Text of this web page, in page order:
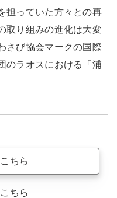
担っていた方々との再
取り組みの進化は大変
さび協会マークの国際
のラオスにおける「浦
ちら
ちら